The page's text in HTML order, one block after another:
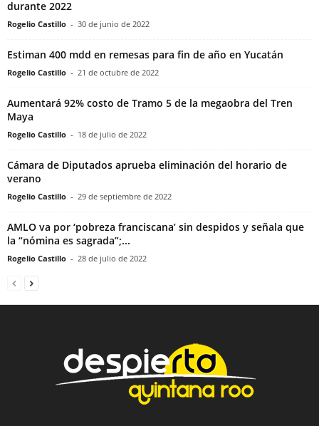
durante 2022
Rogelio Castillo - 30 de junio de 2022
Estiman 400 mdd en remesas para fin de año en Yucatán
Rogelio Castillo - 21 de octubre de 2022
Aumentará 92% costo de Tramo 5 de la megaobra del Tren
Maya
Rogelio Castillo - 18 de julio de 2022
Cámara de Diputados aprueba eliminación del horario de
verano
Rogelio Castillo - 29 de septiembre de 2022
AMLO va por ‘pobreza franciscana’ sin despidos y señala que
la “nómina es sagrada”;...
Rogelio Castillo - 28 de julio de 2022